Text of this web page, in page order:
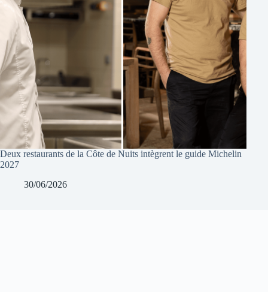
Deux restaurants de la Côte de Nuits intègrent le guide Michelin
2027
30/06/2026